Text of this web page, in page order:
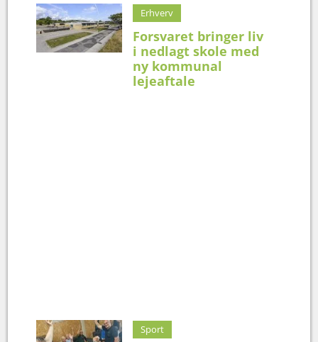
Erhverv
Forsvaret bringer liv
i nedlagt skole med
ny kommunal
lejeaftale
Sport